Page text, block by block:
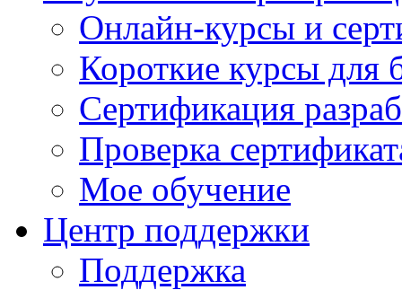
Онлайн-курсы и
Короткие курсы для
Сертификация
Проверка
Мое обучение
Центр поддержки
Поддержка